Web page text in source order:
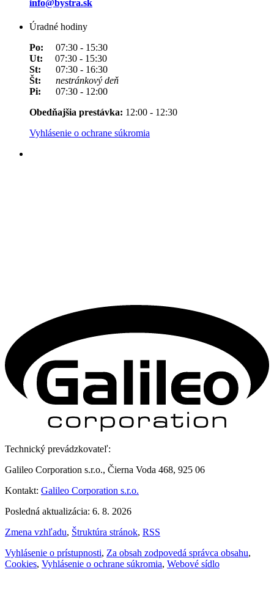
info@bystra.sk
Úradné hodiny
Po: 07:30 - 15:30
Ut: 07:30 - 15:30
St: 07:30 - 16:30
Št: nestránkový deň
Pi: 07:30 - 12:00
Obedňajšia prestávka: 12:00 - 12:30
Vyhlásenie o ochrane súkromia
Technický prevádzkovateľ:
Galileo Corporation s.r.o., Čierna Voda 468, 925 06
Kontakt: Galileo Corporation s.r.o.
Posledná aktualizácia: 6. 8. 2026
Zmena vzhľadu, Štruktúra stránok, RSS
Vyhlásenie o prístupnosti, Za obsah zodpovedá správca obsahu,
Cookies, Vyhlásenie o ochrane súkromia, Webové sídlo